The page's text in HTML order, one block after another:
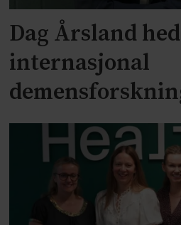
Dag Årsland
internasjonal